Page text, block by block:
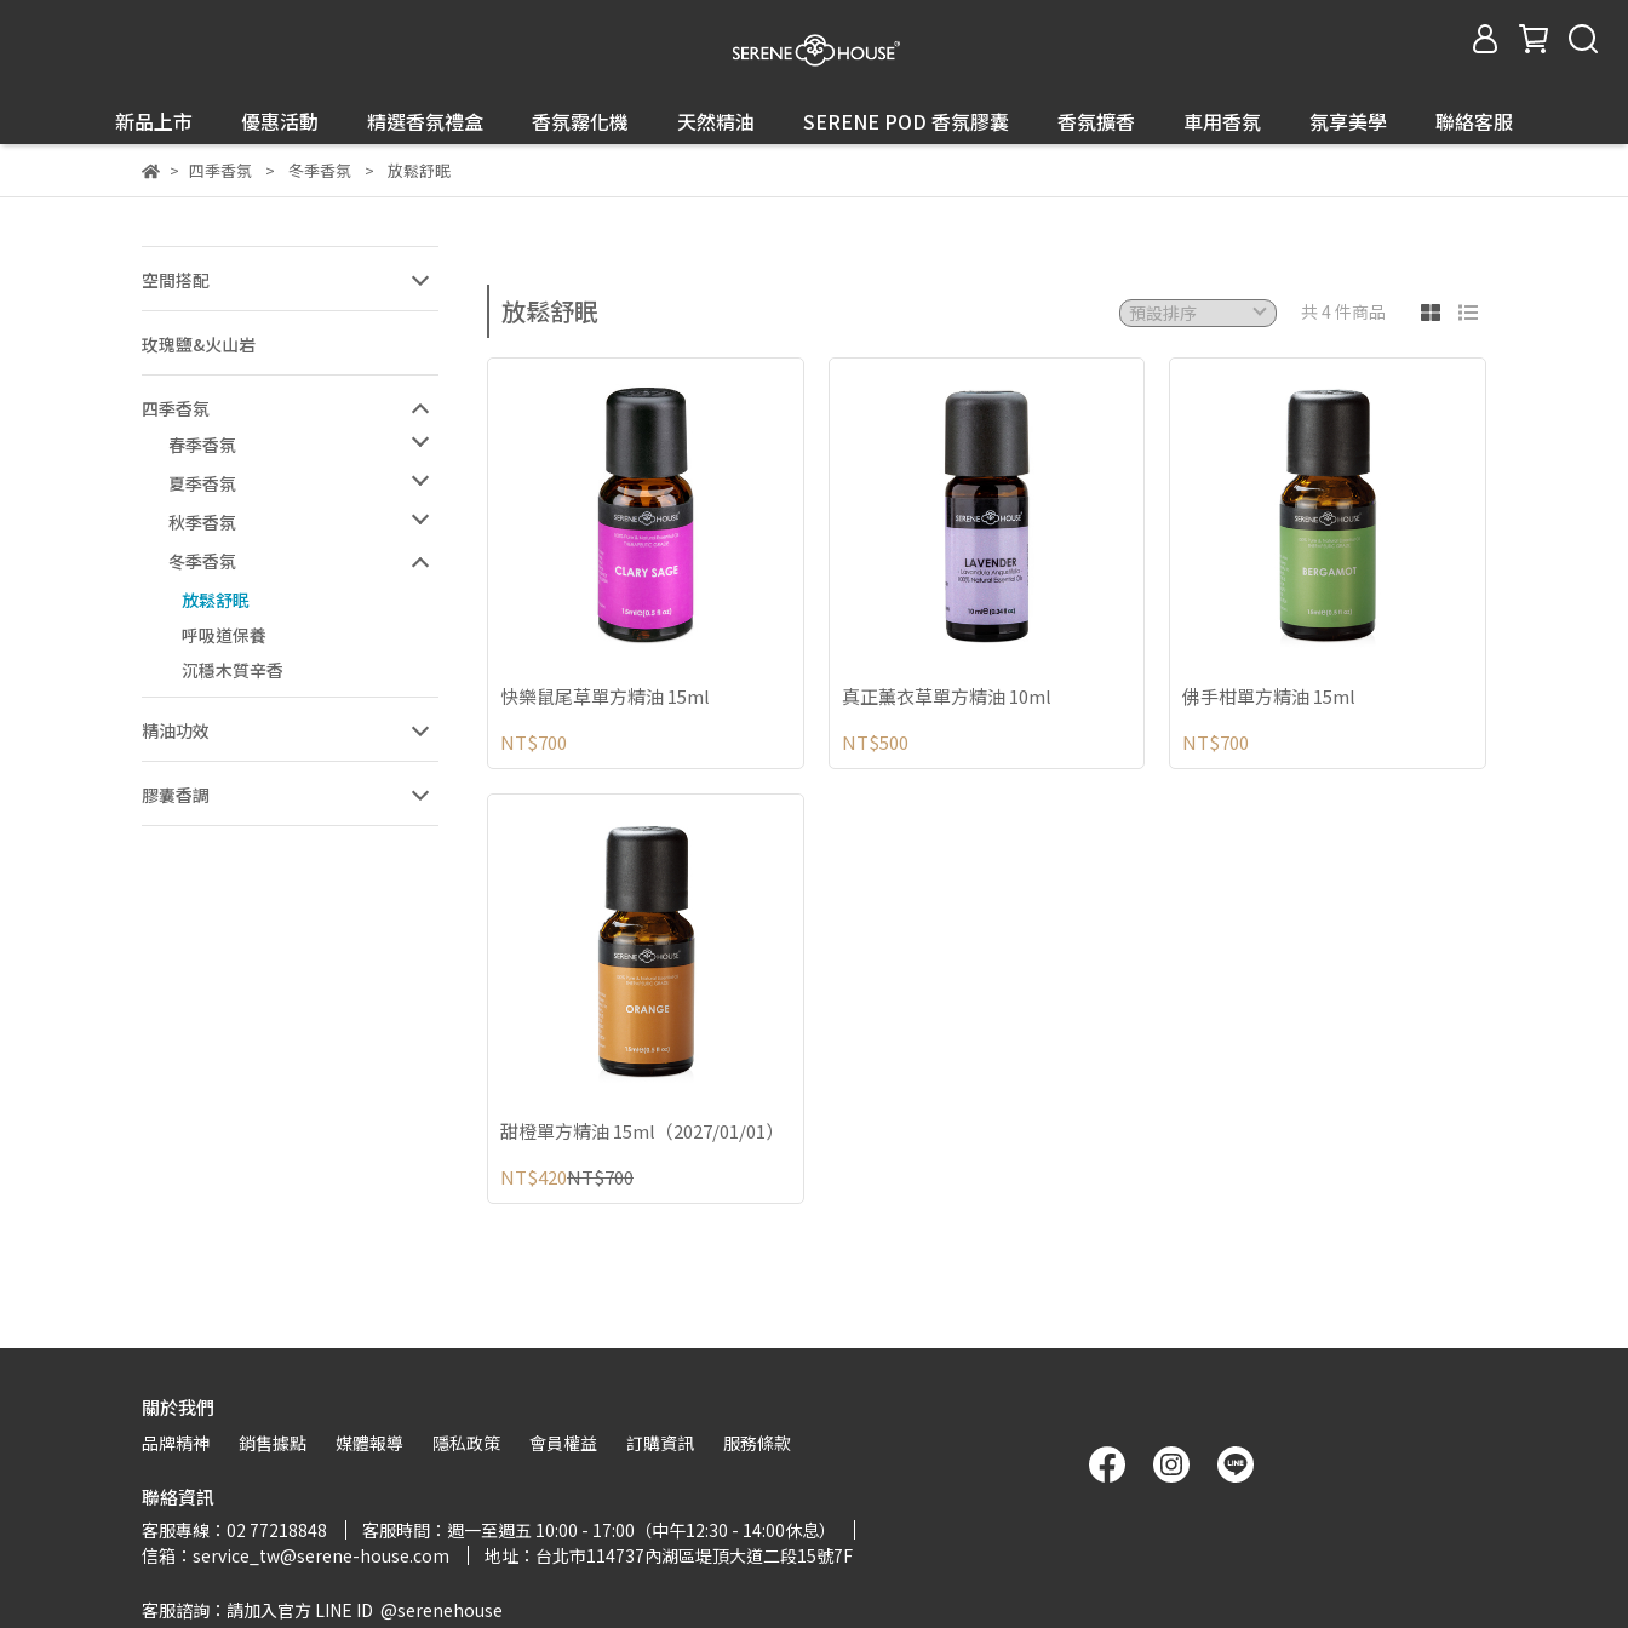
新品上市 優惠活動 精選香氛禮盒 香氛霧化機 天然精油 SERENE POD 香氛膠囊 香氛擴香 車用香氛 氛享美學 聯絡客服
四季香氛 冬季香氛 放鬆舒眠
空間搭配
玫瑰鹽&火山岩
四季香氛
春季香氛
夏季香氛
秋季香氛
冬季香氛
放鬆舒眠
呼吸道保養
沉穩木質辛香
精油功效
膠囊香調
放鬆舒眠 共 4 件商品
快樂鼠尾草單方精油 15ml
NT$700
真正薰衣草單方精油 10ml
NT$500
佛手柑單方精油 15ml
NT$700
甜橙單方精油 15ml（2027/01/01）
NT$420NT$700
關於我們
品牌精神 銷售據點 媒體報導 隱私政策 會員權益 訂購資訊 服務條款
聯絡資訊
客服專線：02 77218848
客服時間：週一至週五 10:00 - 17:00（中午12:30 - 14:00休息）
信箱：service_tw@serene-house.com
地址：台北市114737內湖區堤頂大道二段15號7F
客服諮詢：請加入官方 LINE ID  @serenehouse